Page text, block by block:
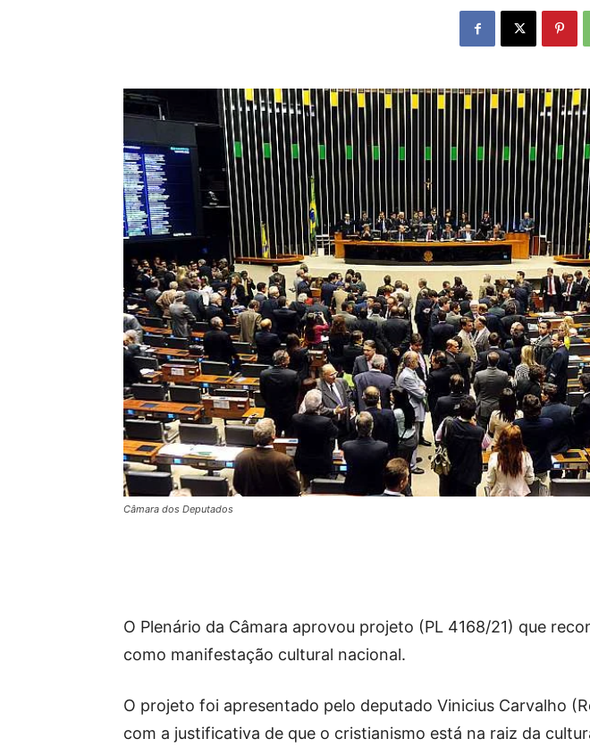
Câmara dos Deputados
O Plenário da Câmara aprovou projeto (PL 4168/21) que
como manifestação cultural nacional.
O projeto foi apresentado pelo deputado Vinicius Carvalho
com a justificativa de que o cristianismo está na raiz da